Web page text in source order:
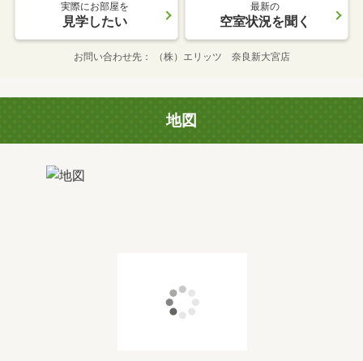
実際にお部屋を
見学したい
最新の
空室状況を聞く
お問い合わせ先 （株）エリッツ 奈良新大宮店
地図